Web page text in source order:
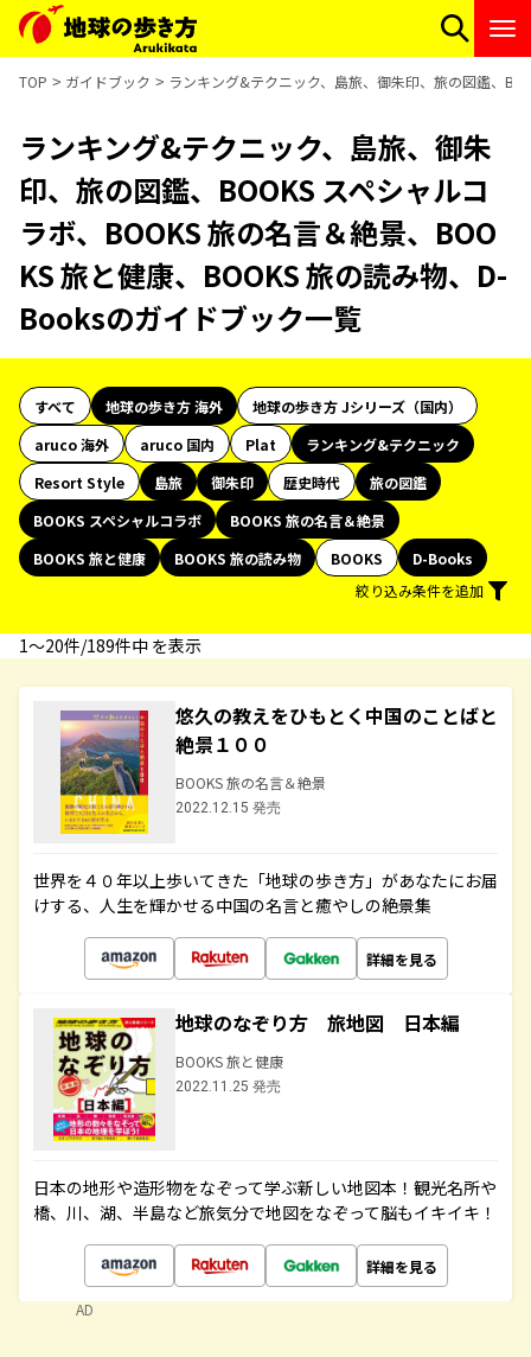
TOP ガイドブック ランキング&テクニック、島旅、御朱印、旅の図鑑、
ランキング&テクニック、島旅、御朱
印、旅の図鑑、BOOKS スペシャルコ
ラボ、BOOKS 旅の名言＆絶景、BOO
KS 旅と健康、BOOKS 旅の読み物、D-
Booksのガイドブック一覧
すべて 地球の歩き方 海外
地球の歩き方 Jシリーズ（国内）
aruco 海外
aruco 国内 Plat
ランキング&テクニック
Resort Style
島旅 御朱印 歴史時代
旅の図鑑
BOOKS スペシャルコラボ
BOOKS 旅の名言＆絶景
BOOKS 旅と健康
BOOKS 旅の読み物 BOOKS
D-Books
絞り込み条件を追加
1〜20件/189件中 を表示
悠久の教えをひもとく中国のことばと
絶景１００
BOOKS 旅の名言＆絶景
2022.12.15 発売
世界を４０年以上歩いてきた「地球の歩き方」があなたにお届
けする、人生を輝かせる中国の名言と癒やしの絶景集
詳細を見る
地球のなぞり方 旅地図 日本編
BOOKS 旅と健康
2022.11.25 発売
日本の地形や造形物をなぞって学ぶ新しい地図本！観光名所や
橋、川、湖、半島など旅気分で地図をなぞって脳もイキイキ！
詳細を見る
AD